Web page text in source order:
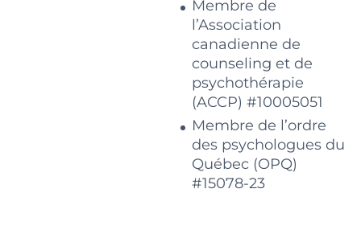
Membre de
l’Association
canadienne de
counseling et de
psychothérapie
(ACCP) #10005051
Membre de l’ordre
des psychologues du
Québec (OPQ)
#15078-23